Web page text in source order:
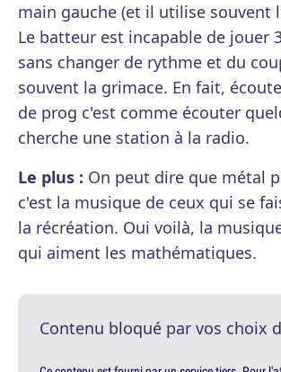
main gauche (et il utilise souvent
Le batteur est incapable de jouer
sans changer de rythme et du
souvent la grimace. En fait,
de prog c'est comme écouter
cherche une station à la radio.
Le plus : On peut dire que métal
c'est la musique de ceux qui se
la récréation. Oui voilà, la
qui aiment les mathématiques.
Contenu bloqué par vos choix